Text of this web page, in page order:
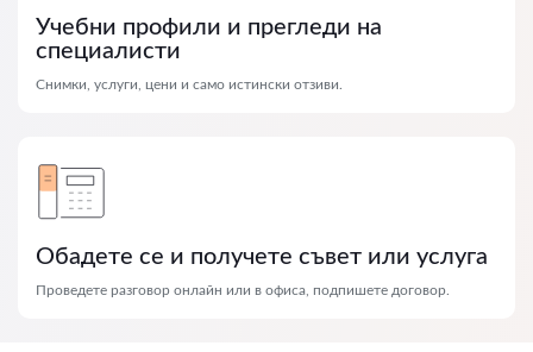
Учебни профили и прегледи на
специалисти
Снимки, услуги, цени и само истински отзиви.
Обадете се и получете съвет или услуга
Проведете разговор онлайн или в офиса, подпишете договор.